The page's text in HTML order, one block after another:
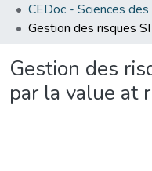
Gestion des
par la value at